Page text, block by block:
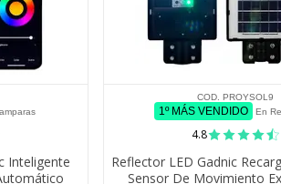
Inteligente
COD. PROYSOL9
1º MÁS VENDIDO En
4.8
Reflector LED Gadnic
Sensor De Movimiento